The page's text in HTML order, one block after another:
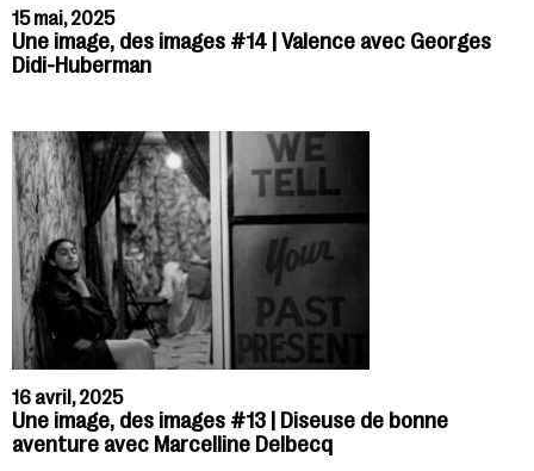
15 mai, 2025
Une image, des images #14 | Valence avec Georges
Didi-Huberman
16 avril, 2025
Une image, des images #13 | Diseuse de bonne
aventure avec Marcelline Delbecq